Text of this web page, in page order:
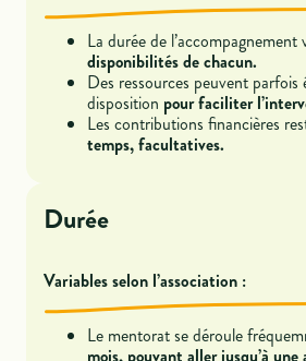
La durée de l’accompagnement
disponibilités de chacun.
Des ressources peuvent parfois
disposition pour faciliter
Les contributions financières
temps, facultatives.
Durée
Variables selon l’association :
Le mentorat se déroule